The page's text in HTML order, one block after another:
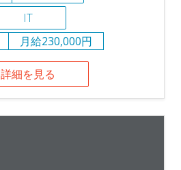
IT
月給230,000円
詳細を見る